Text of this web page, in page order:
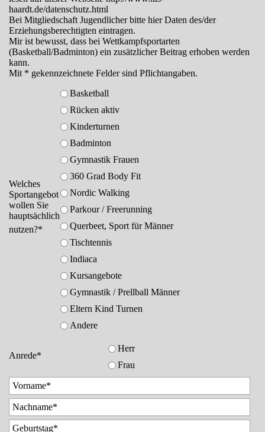
haardt.de/datenschutz.html
Bei Mitgliedschaft Jugendlicher bitte hier Daten des/der
Erziehungsberechtigten eintragen.
Mir ist bewusst, dass bei Wettkampfsportarten
(Basketball/Badminton) ein zusätzlicher Beitrag erhoben werden
kann.
Mit * gekennzeichnete Felder sind Pflichtangaben.
Welches
Sportangebot
wollen Sie
hauptsächlich
nutzen?*
Basketball
Rücken aktiv
Kinderturnen
Badminton
Gymnastik Frauen
360 Grad Body Fit
Nordic Walking
Parkour / Freerunning
Querbeet, Sport für Männer
Tischtennis
Indiaca
Kursangebote
Gymnastik / Prellball Männer
Eltern Kind Turnen
Andere
Anrede*
Herr
Frau